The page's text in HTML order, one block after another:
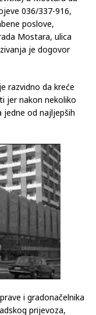
prava na
u Mostaru da
036/337-916,
poslove,
je dogovor
da kreće
jer nakon nekoliko
od najljepših